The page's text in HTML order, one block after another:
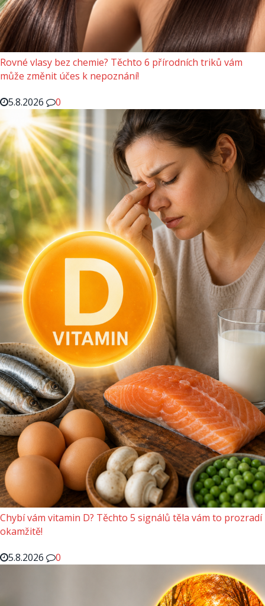
Rovné vlasy bez chemie? Těchto 6 přírodních triků vám
může změnit účes k nepoznání!
5.8.2026
0
Chybí vám vitamin D? Těchto 5 signálů těla vám to prozradí
okamžitě!
5.8.2026
0